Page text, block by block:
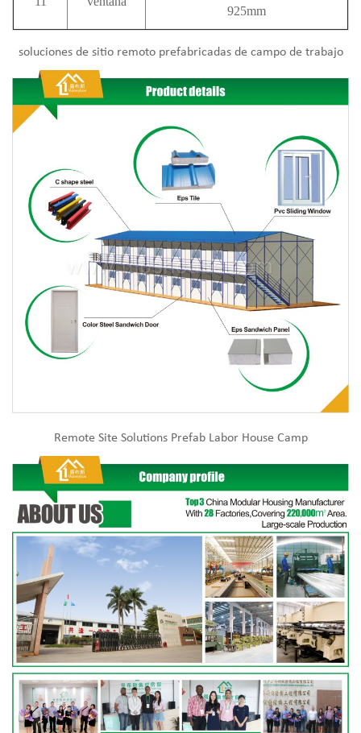
925mm
soluciones de sitio remoto prefabricadas de campo de trabajo
Remote Site Solutions Prefab Labor House Camp